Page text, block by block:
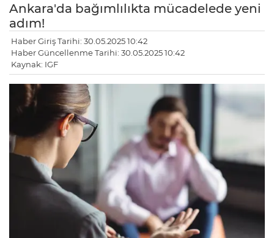
Ankara'da bağımlılıkta mücadelede yeni
adım!
Haber Giriş Tarihi: 30.05.2025 10:42
Haber Güncellenme Tarihi: 30.05.2025 10:42
Kaynak: IGF